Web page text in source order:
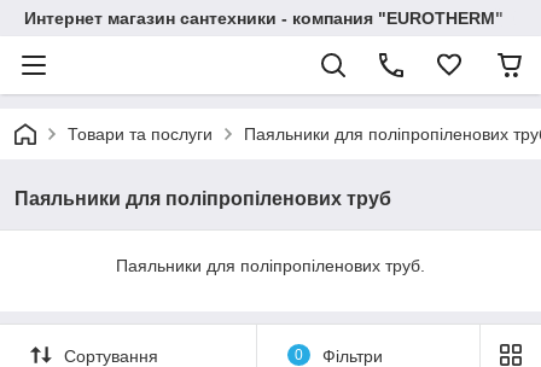
Интернет магазин сантехники - компания "EUROTHERM"
Товари та послуги Паяльники для поліпропіленових
Паяльники для поліпропіленових труб
Паяльники для поліпропіленових труб.
Сортування 0 Фільтри